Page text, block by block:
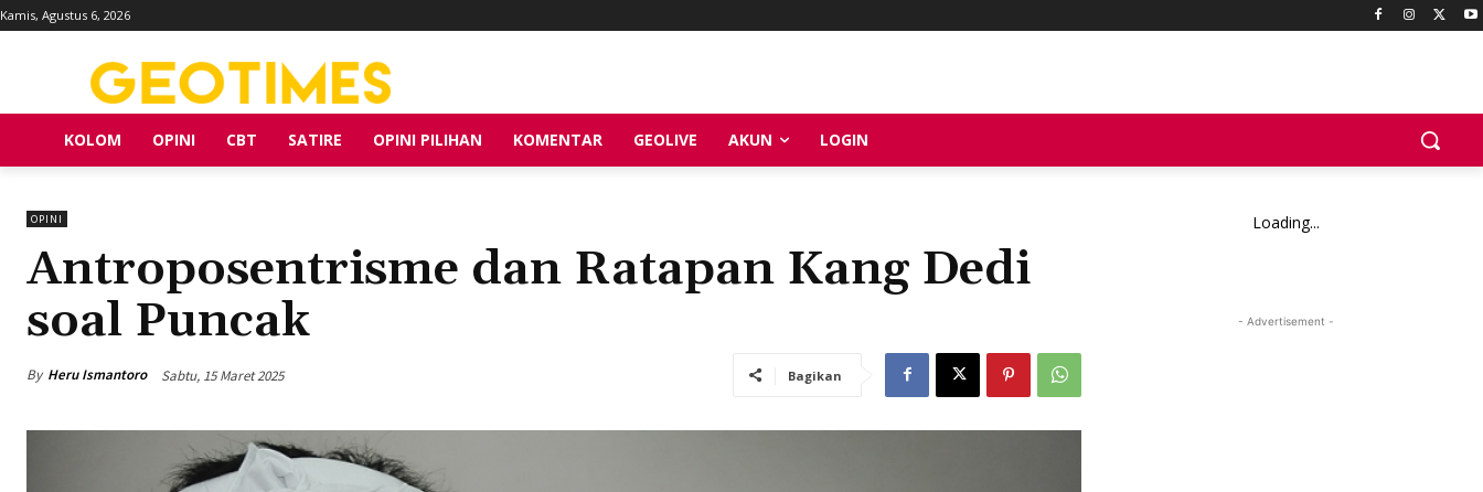
Kamis, Agustus 6, 2026
KOLOM OPINI CBT SATIRE OPINI PILIHAN KOMENTAR GEOLIVE AKUN LOGIN
OPINI
Antroposentrisme dan Ratapan Kang Dedi
soal Puncak
By Heru Ismantoro Sabtu, 15 Maret 2025 Bagikan
Loading...
- Advertisement -